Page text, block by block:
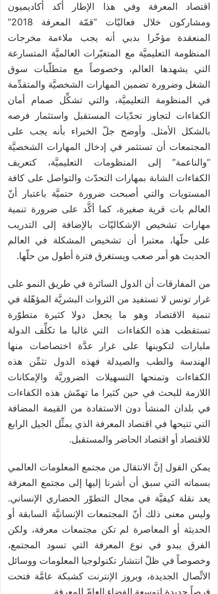
اقتصاد المعرفة وفي هذا الإطار أكد أكاديميون
ومشاركون خلال فعاليّات “قمّة المعرفة 2018”
المنعقدة مؤخّرا بدبي أنه يجب ملاءمة مخرجات
المنظومة التعليميَّة مع المتغيّرات العالميَّة المتسارعة
التي يشهدها العالم، وخصوصاً مع متطلّبات سوق
الشغل وضرورة تضمين المهارات الشخصيَّة والمتقدِّمة
في المنظومة التعليميَّة، والتي تشكِّل صمام أمان
الكفاءات لتجاوز تحدّيات المستقبل واستثمار فرصه
بالشكل الأمثل. وأوضح جلّ الخبراء بأنه يجب على
المجتمعات أن تستثمر في إدخال المهارات الشخصيَّة
“والناعمة” إلى المنظومات التعليميَّة، كتعريف
الكفاءات الشابة بمهارات التحدّث والتواصل على كافة
المستويات والتي أصبحت ضرورة حتميَّة باعتبار أنّ
العالم بات قرية صغيرة، كما أكَّد على ضرورة تنمية
مهارات تشخيص الإشكاليّات بالإضافة إلى التدريب
على حلّها، معتبرا أن تشخيص المشكلة في العالم
الحديث هو أمر صعب ويستغرق فترة أطول من حلّها.
من المفارقات أن الدول السائرة في طريق النمو على
غرار تونس لا تستفيد من الثروات البشريَّة المؤهّلة في
تنمية الاقتصاد وهو ما يجعل دولا كثيرة متطوّرة
تستقطب هذه الكفاءات التي غالبا ما تكلِّف الدولة
مليارات لتكوينها على غرار عدَّة اختصاصات منها
الهندسة والطب والصيدلة فهذه الدول تثمِّن هذه
الكفاءات وتمنحها التسهيلات الضروريَّة والإمكانات
اللازمة للبحث في حين كثيرا ما تهمّش هذه الكفاءات
في بلدان المنشأ دون الاستفادة من القيمة المضافة
التي تتيحها في اقتصاد المعرفة الذي يمثِّل الجيل الرابع
للاقتصاد أو اقتصاد الحاضر والمستقبل.
يمكن القول إنَّ الانتقال من مجتمع المعلومات العالمي
بسماته التي سبق أن أشرنا إليها إلى مجتمع المعرفة
يعد نقلة كيفيَّة في مجال التطوّر الحضاري الإنساني.
وليس معنى ذلك أنّ المجتمعات الإنسانيَّة السابقة أو
الحديثة أو المعاصرة لم تكن مجتمعات معرفة، ولكن
الفرق يبدو في نوع المعرفة التي تسود المجتمع،
وخصوصاً في ظلّ انتشار تكنولوجيا المعلومات ووسائل
الاتِّصال الجديدة، وبروز الإنترنت كشبكة عامَّة فتحت